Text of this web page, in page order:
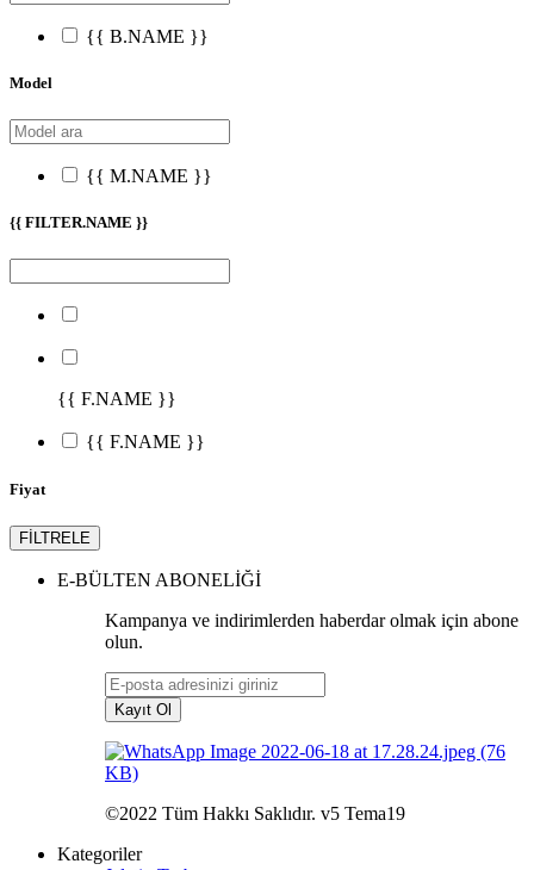
{{ B.NAME }}
Model
{{ M.NAME }}
{{ FILTER.NAME }}
{{ F.NAME }}
{{ F.NAME }}
Fiyat
FİLTRELE
E-BÜLTEN ABONELİĞİ
Kampanya ve indirimlerden haberdar olmak için abone
olun.
Kayıt Ol
©2022 Tüm Hakkı Saklıdır. v5 Tema19
Kategoriler